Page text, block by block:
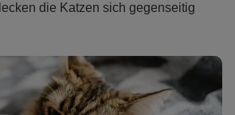
die Katzen sich gegenseitig